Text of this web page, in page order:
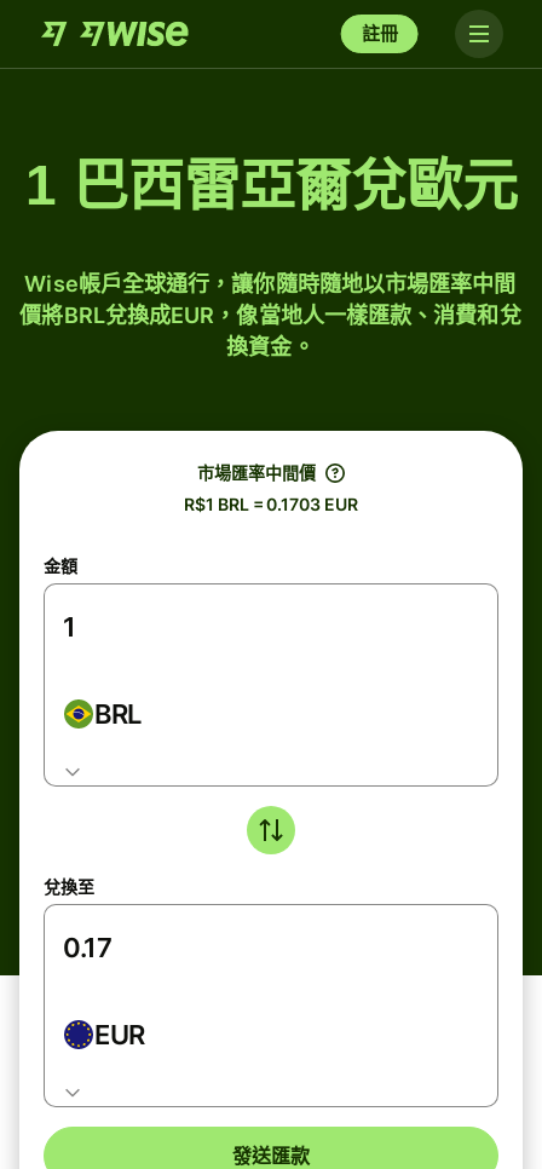
註冊
1 巴西雷亞爾兌歐元
Wise帳戶全球通行，讓你隨時隨地以市場匯率中間
價將BRL兌換成EUR，像當地人一樣匯款、消費和兌
換資金。
市場匯率中間價
R$1 BRL = 0.1703 EUR
金額
BRL
兌換至
EUR
發送匯款